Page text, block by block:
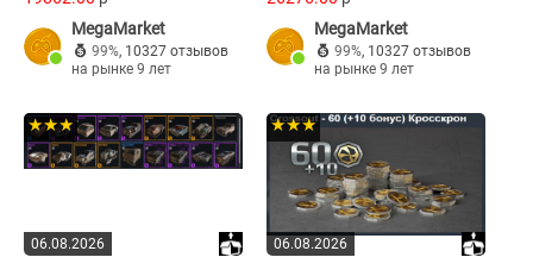
MegaMarket
99%, 10327 отзывов
на рынке 9 лет
MegaMarket
99%, 10327 отзывов
на рынке 9 лет
06.08.2026
★★★
06.08.2026
★★★